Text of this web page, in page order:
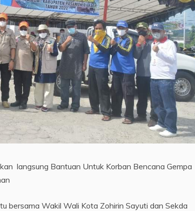
langsung Bantuan Untuk Korban Bencana Gempa
Wakil Wali Kota Zohirin Sayuti dan Sekda